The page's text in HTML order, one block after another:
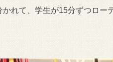
れて、学生が15分ずつロ